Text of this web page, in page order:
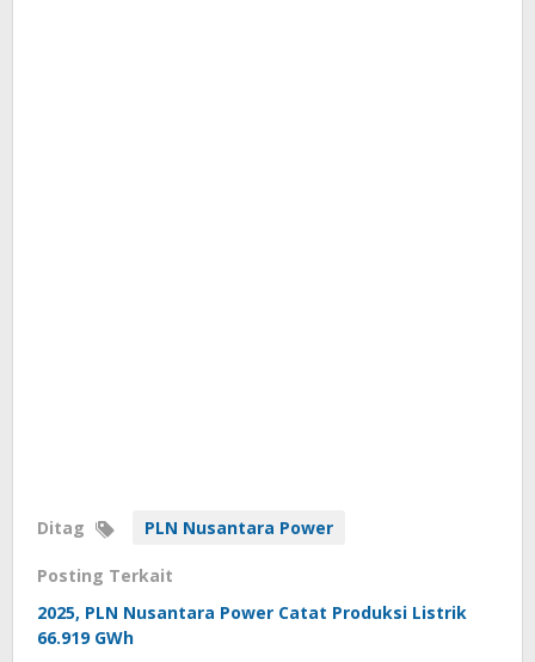
Ditag PLN Nusantara Power
Posting Terkait
2025, PLN Nusantara Power Catat Produksi Listrik
66.919 GWh